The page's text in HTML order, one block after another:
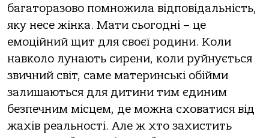
багаторазово помножила відповідальність,
яку несе жінка. Мати сьогодні – це
емоційний щит для своєї родини. Коли
навколо лунають сирени, коли руйнується
звичний світ, саме материнські обійми
залишаються для дитини тим єдиним
безпечним місцем, де можна сховатися від
жахів реальності. Але ж хто захистить